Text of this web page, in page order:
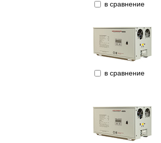
в сравнение
в сравнение